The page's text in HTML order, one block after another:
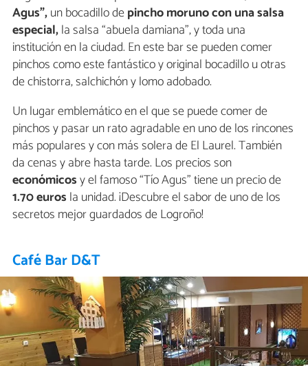
Agus”,un bocadillo depincho moruno con una salsa
especial,la salsa “abuela damiana”, y toda una
institución en la ciudad. En este bar se pueden comer
pinchos como este fantástico y original bocadillo u otras
de chistorra, salchichón y lomo adobado.
Un lugar emblemático en el que se puede comer de
pinchos y pasar un rato agradable en uno de los rincones
más populares y con más solera de El Laurel. También
da cenas y abre hasta tarde. Los precios son
económicosy el famoso “Tío Agus” tiene un precio de
1.70 euros la unidad. ¡Descubre el sabor de uno de los
secretos mejor guardados de Logroño!
Café Bar D&T